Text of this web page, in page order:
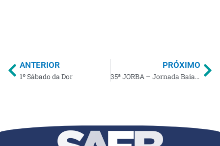
ANTERIOR
1º Sábado da Dor
PRÓXIMO
35ª JORBA – Jornada Baiana de Anestesiologia